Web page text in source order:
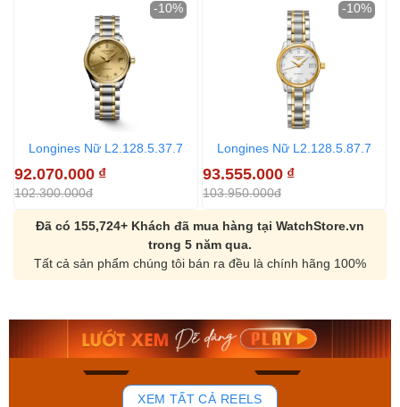
Longines Nữ L2.128.5.37.7
92.070.000 ₫
102.300.000đ
-10%
Longines Nữ L2.128.5.87.7
93.555.000 ₫
103.950.000đ
-10%
Đã có 155,724+ Khách đã mua hàng tại WatchStore.vn
trong 5 năm qua.
Tất cả sản phẩm chúng tôi bán ra đều là chính hãng 100%
181
Orient Nam RA-
Mua ngay
Casio Nam MTS-
Mua ngay
XEM TẤT CẢ REELS